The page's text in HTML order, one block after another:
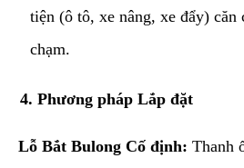
tiện (ô tô, xe nâng, xe đẩy) căn
chạm.
​4. Phương pháp Lắp đặt
Lỗ Bắt Bulong Cố định: Thanh